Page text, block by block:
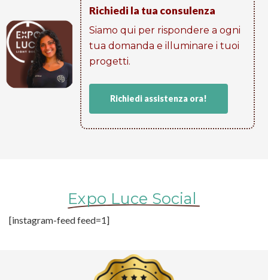
Richiedi la tua consulenza
Siamo qui per rispondere a ogni
tua domanda e illuminare i tuoi
progetti​.
Richiedi assistenza ora!
Expo Luce Social
[instagram-feed feed=1]